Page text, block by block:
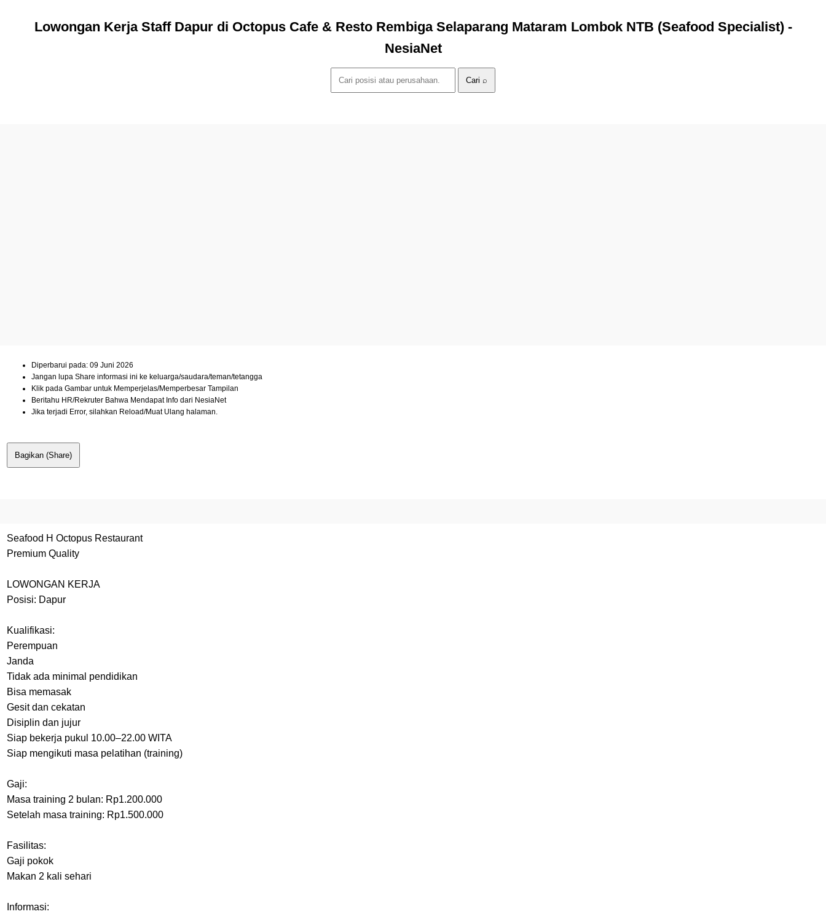
Lowongan Kerja Staff Dapur di Octopus Cafe & Resto Rembiga Selaparang Mataram Lombok NTB (Seafood Specialist) -
NesiaNet
Cari ⌕
Diperbarui pada: 09 Juni 2026
Jangan lupa Share informasi ini ke keluarga/saudara/teman/tetangga
Klik pada Gambar untuk Memperjelas/Memperbesar Tampilan
Beritahu HR/Rekruter Bahwa Mendapat Info dari NesiaNet
Jika terjadi Error, silahkan Reload/Muat Ulang halaman.
Bagikan (Share)
Seafood H Octopus Restaurant
Premium Quality
LOWONGAN KERJA
Posisi: Dapur
Kualifikasi:
Perempuan
Janda
Tidak ada minimal pendidikan
Bisa memasak
Gesit dan cekatan
Disiplin dan jujur
Siap bekerja pukul 10.00–22.00 WITA
Siap mengikuti masa pelatihan (training)
Gaji:
Masa training 2 bulan: Rp1.200.000
Setelah masa training: Rp1.500.000
Fasilitas:
Gaji pokok
Makan 2 kali sehari
Informasi: